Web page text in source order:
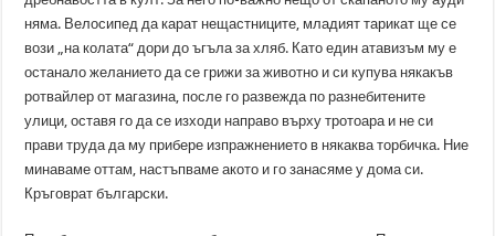
няма. Велосипед да карат нещастниците, младият тарикат ще се
вози „на колата“ дори до ъгъла за хляб. Като един атавизъм му е
останало желанието да се грижи за животно и си купува някакъв
ротвайлер от магазина, после го развежда по разнебитените
улици, оставя го да се изходи направо върху тротоара и не си
прави труда да му прибере изпражнението в някаква торбичка. Ние
минаваме оттам, настъпваме акото и го занасяме у дома си.
Кръговрат български.